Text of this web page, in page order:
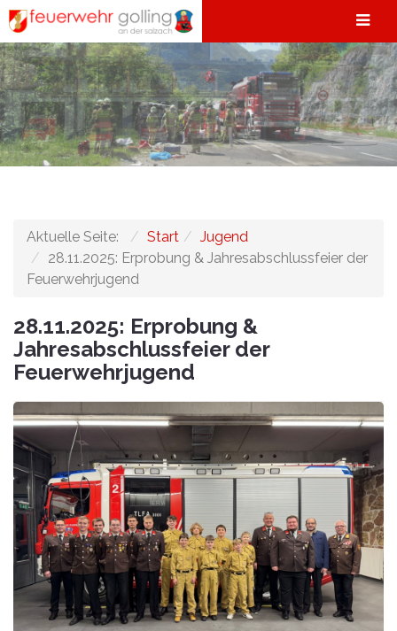
Aktuelle Seite: Start
Jugend
28.11.2025: Erprobung & Jahresabschlussfeier der
Feuerwehrjugend
28.11.2025: Erprobung &
Jahresabschlussfeier der
Feuerwehrjugend